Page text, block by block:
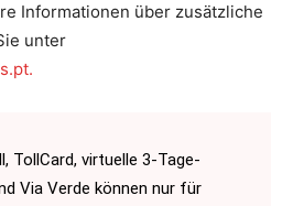
Informationen über zusätzliche
unter
TollCard, virtuelle 3-Tage-
Via Verde können nur für